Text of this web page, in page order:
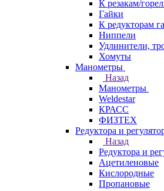
К резакам/
Гайки
К редукторам
Ниппели
Удлинители,
Хомуты
Манометры
Назад
Манометры
Weldestar
КРАСС
ФИЗТЕХ
Редуктора и
Назад
Редуктора и
Ацетиленовые
Кислородные
Пропановые